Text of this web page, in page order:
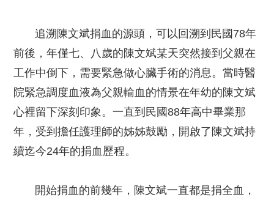
追溯陳文斌捐血的源頭，可以回溯到民國78年
前後，年僅七、八歲的陳文斌某天突然接到父親在
工作中倒下，需要緊急做心臟手術的消息。當時醫
院緊急調度血液為父親輸血的情景在年幼的陳文斌
心裡留下深刻印象。一直到民國88年高中畢業那
年，受到擔任護理師的姊姊鼓勵，開啟了陳文斌持
續迄今24年的捐血歷程。
開始捐血的前幾年，陳文斌一直都是捐全血，